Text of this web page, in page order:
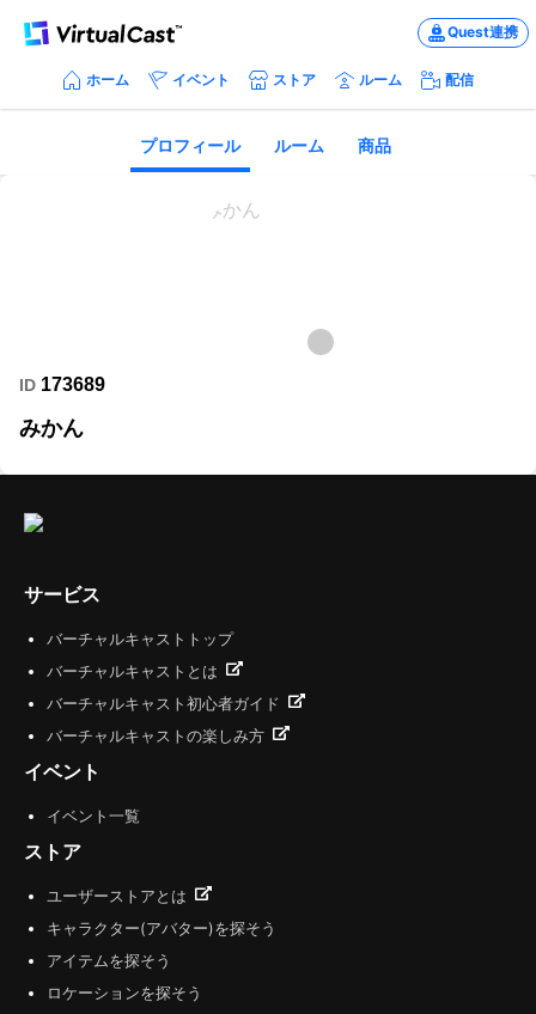
Quest連携
ホーム イベント ストア ルーム 配信
プロフィール ルーム 商品
ID 173689
みかん
サービス
バーチャルキャストトップ
バーチャルキャストとは
バーチャルキャスト初心者ガイド
バーチャルキャストの楽しみ方
イベント
イベント一覧
ストア
ユーザーストアとは
キャラクター(アバター)を探そう
アイテムを探そう
ロケーションを探そう